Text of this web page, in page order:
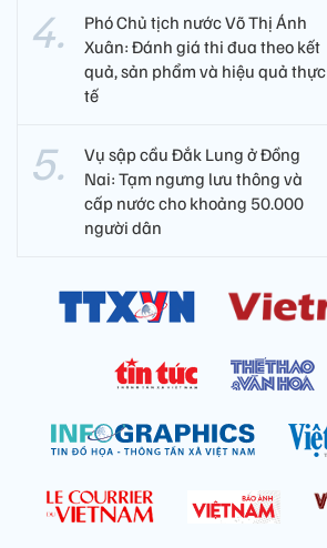
Phó Chủ tịch nước Võ Thị Ánh
Xuân: Đánh giá thi đua theo kết
quả, sản phẩm và hiệu quả thực
tế
Vụ sập cầu Đắk Lung ở Đồng
Nai: Tạm ngưng lưu thông và
cấp nước cho khoảng 50.000
người dân